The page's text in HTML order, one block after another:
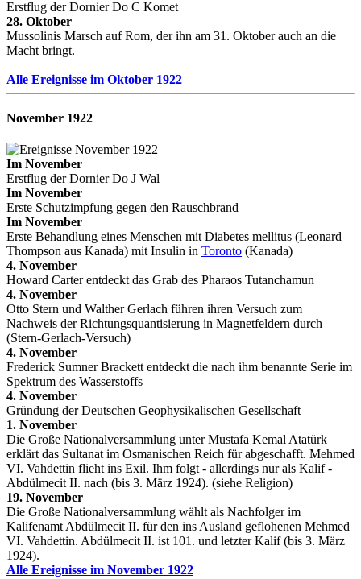
Erstflug der Dornier Do C Komet
28. Oktober
Mussolinis Marsch auf Rom, der ihn am 31. Oktober auch an die
Macht bringt.
Alle Ereignisse im Oktober 1922
November 1922
Im November
Erstflug der Dornier Do J Wal
Im November
Erste Schutzimpfung gegen den Rauschbrand
Im November
Erste Behandlung eines Menschen mit Diabetes mellitus (Leonard
Thompson aus Kanada) mit Insulin in Toronto (Kanada)
4. November
Howard Carter entdeckt das Grab des Pharaos Tutanchamun
4. November
Otto Stern und Walther Gerlach führen ihren Versuch zum
Nachweis der Richtungsquantisierung in Magnetfeldern durch
(Stern-Gerlach-Versuch)
4. November
Frederick Sumner Brackett entdeckt die nach ihm benannte Serie im
Spektrum des Wasserstoffs
4. November
Gründung der Deutschen Geophysikalischen Gesellschaft
1. November
Die Große Nationalversammlung unter Mustafa Kemal Atatürk
erklärt das Sultanat im Osmanischen Reich für abgeschafft. Mehmed
VI. Vahdettin flieht ins Exil. Ihm folgt - allerdings nur als Kalif -
Abdülmecit II. nach (bis 3. März 1924). (siehe Religion)
19. November
Die Große Nationalversammlung wählt als Nachfolger im
Kalifenamt Abdülmecit II. für den ins Ausland geflohenen Mehmed
VI. Vahdettin. Abdülmecit II. ist 101. und letzter Kalif (bis 3. März
1924).
Alle Ereignisse im November 1922